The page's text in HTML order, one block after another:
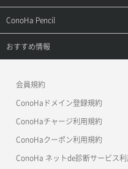
よくある質問
APIドキュメントVPS2.0
APIドキュメントVPS3.0
APIドキュメントVPS2.0
APIドキュメントVPS3.0
ご利用ガイド
サポートトップ
ご利用ガイド
ConoHa Pencil
サポートトップ
おすすめ情報
美雲このは徹底ガイド
会員規約
ConoHaドメイン登録規約
ConoHaチャージ利用規約
ConoHaクーポン利用規約
ConoHa ネットde診断サービス